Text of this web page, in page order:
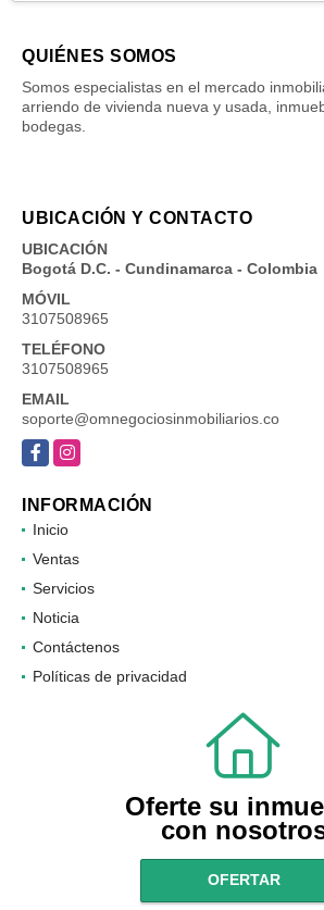
QUIÉNES SOMOS
Somos especialistas en el mercado
arriendo de vivienda nueva y usada,
bodegas.
UBICACIÓN Y CONTACTO
UBICACIÓN
Bogotá D.C. - Cundinamarca - Colombia
MÓVIL
3107508965
TELÉFONO
3107508965
EMAIL
soporte@omnegociosinmobiliarios.co
FacebookInstagram
INFORMACIÓN
Inicio
Ventas
Servicios
Noticia
Contáctenos
Políticas de privacidad
Oferte su
con
OFERTAR